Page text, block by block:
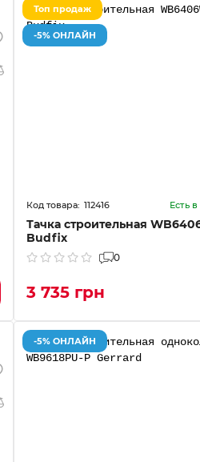
Топ продаж
-5% ОНЛАЙН
112416 Есть
Тачка строительная
Budfix
0
3 735 грн
-5% ОНЛАЙН